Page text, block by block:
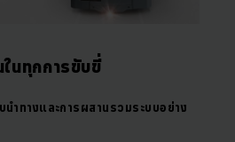
นทุกการขับขี่
ำทางและการผสานรวมระบบอย่าง